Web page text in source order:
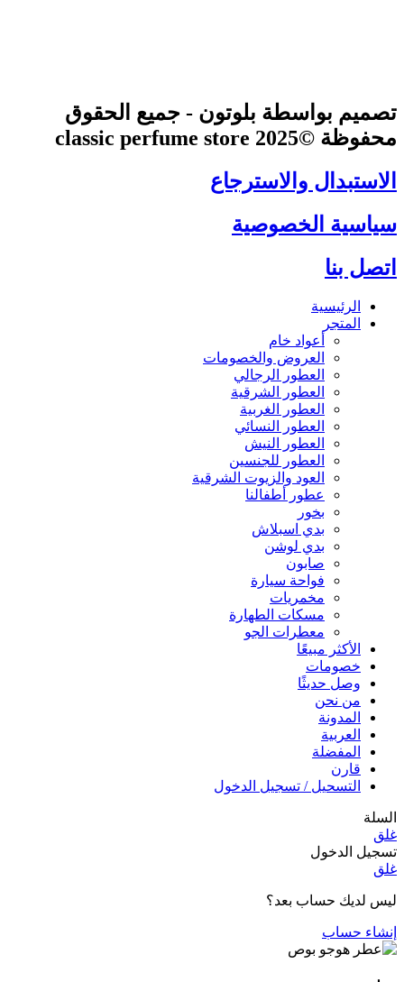
تصميم بواسطة بلوتون - جميع الحقوق
محفوظة ©2025 classic perfume store
الاستبدال والاسترجاع
سياسية الخصوصية
اتصل بنا
الرئيسية
المتجر
أعواد خام
العروض والخصومات
العطور الرجالي
العطور الشرقية
العطور الغربية
العطور النسائي
العطور النيش
العطور للجنسين
العود والزيوت الشرقية
عطور أطفالنا
بخور
بدي اسبلاش
بدي لوشن
صابون
فواحة سيارة
مخمريات
مسكات الطهارة
معطرات الجو
الأكثر مبيعًا
خصومات
وصل حديثًا
من نحن
المدونة
العربية
المفضلة
قارن
التسحيل / تسجيل الدخول
السلة
غلق
تسجيل الدخول
غلق
ليس لديك حساب بعد؟
إنشاء حساب